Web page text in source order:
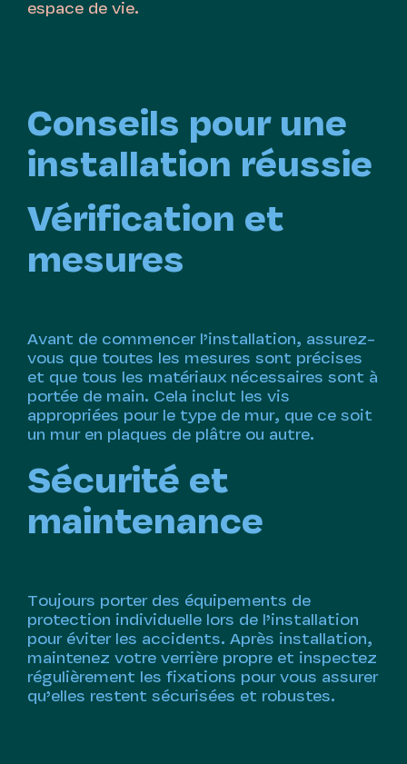
espace de vie.
Conseils pour une
installation réussie
Vérification et
mesures
Avant de commencer l’installation, assurez-
vous que toutes les mesures sont précises
et que tous les matériaux nécessaires sont à
portée de main. Cela inclut les vis
appropriées pour le type de mur, que ce soit
un mur en plaques de plâtre ou autre.
Sécurité et
maintenance
Toujours porter des équipements de
protection individuelle lors de l’installation
pour éviter les accidents. Après installation,
maintenez votre verrière propre et inspectez
régulièrement les fixations pour vous assurer
qu’elles restent sécurisées et robustes.